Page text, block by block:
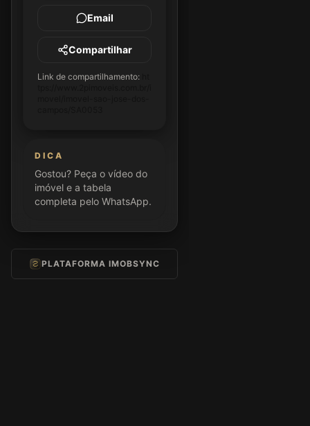
Email
Compartilhar
Link de compartilhamento:
DICA
Gostou? Peça o vídeo do
imóvel e a tabela
completa pelo WhatsApp.
PLATAFORMA IMOBSYNC